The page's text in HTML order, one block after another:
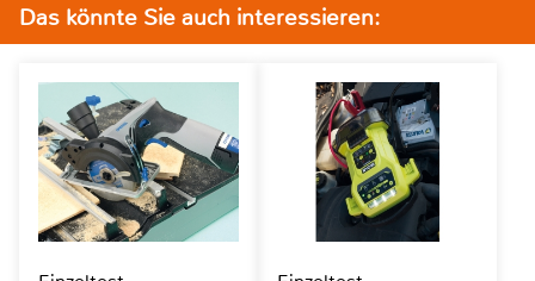
Das könnte Sie auch interessieren: